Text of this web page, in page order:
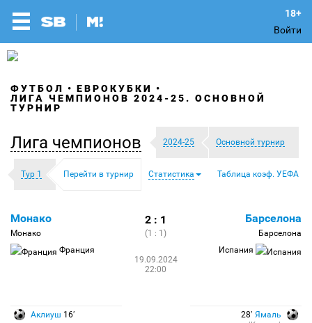
Войти
ФУТБОЛ
ЕВРОКУБКИ
ЛИГА ЧЕМПИОНОВ 2024-25. ОСНОВНОЙ
ТУРНИР
Лига чемпионов 2024-25 Основной турнир
Тур 1 Перейти в турнир Статистика Таблица коэф. УЕФА
Монако
Монако
Франция
2 : 1
(1 : 1)
19.09.2024
22:00
Барселона
Барселона
Испания
Аклиуш 16′
28′ Ямаль